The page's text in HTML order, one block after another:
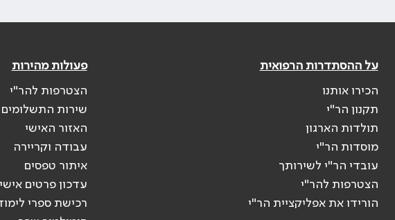
על ההסתדרות הרפואית
הכירו אותנו
תקנון הר"י
תולדות הארגון
מוסדות הר"י
עובדי הר"י לשירותך
הצטרפות להר"י
הורידו את אפליקציית הר"י
פעולות מהירות
הצטרפות להר"י
שירות התשלומים
האזור האישי
עבודה וקריירה
איתור טפסים
עדכון פרטים
רכישת ספרי